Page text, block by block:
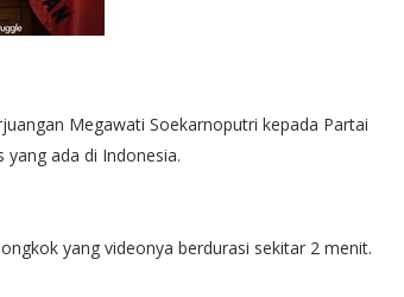
Megawati Soekarnoputri kepada Partai
ada di Indonesia.
yang videonya berdurasi sekitar 2 menit.